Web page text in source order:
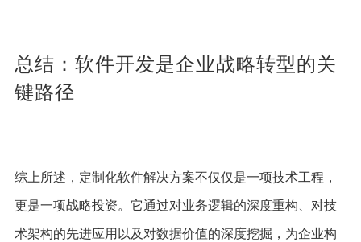
总结：软件开发是企业战略转型的关
键路径
综上所述，定制化软件解决方案不仅仅是一项技术工程，
更是一项战略投资。它通过对业务逻辑的深度重构、对技
术架构的先进应用以及对数据价值的深度挖掘，为企业构